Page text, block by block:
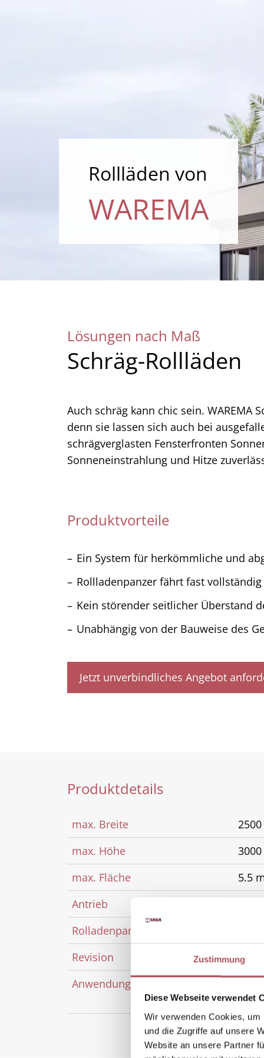
Zustimmung
Diese Webseite verwendet
Wir verwenden Cookies,
und die Zugriffe auf unsere
Website an unsere Partner
Rollläden von
WAREMA
Lösungen nach Maß
Schräg-Rollläden
Auch schräg kann chic sein. WAREMA
denn sie lassen sich auch bei
schrägverglasten Fensterfronten
Sonneneinstrahlung und Hitze
Produktvorteile
Ein System für herkömmliche und
Rollladenpanzer fährt fast
Kein störender seitlicher Überstand
Unabhängig von der Bauweise des
Jetzt unverbindliches Angebot
Produktdetails
max. Breite
max. Höhe
max. Fläche
5.5
Antrieb
Rolladenpanzer
Revision
innen
Anwendungsbereich